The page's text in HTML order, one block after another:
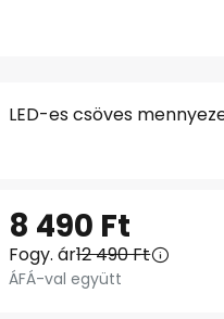
LED-es csöves
8 490 Ft
Fogy. ár12 490 Ft
ÁFÁ-val együtt